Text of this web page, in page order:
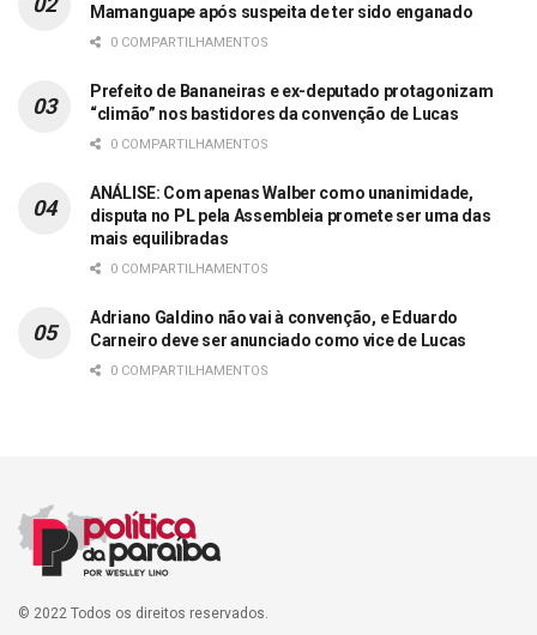
Mamanguape após suspeita de ter sido enganado
0 COMPARTILHAMENTOS
Prefeito de Bananeiras e ex-deputado protagonizam
“climão” nos bastidores da convenção de Lucas
0 COMPARTILHAMENTOS
ANÁLISE: Com apenas Walber como unanimidade,
disputa no PL pela Assembleia promete ser uma das
mais equilibradas
0 COMPARTILHAMENTOS
Adriano Galdino não vai à convenção, e Eduardo
Carneiro deve ser anunciado como vice de Lucas
0 COMPARTILHAMENTOS
© 2022 Todos os direitos reservados.